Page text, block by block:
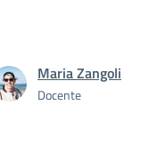
Maria Zangoli
Docente